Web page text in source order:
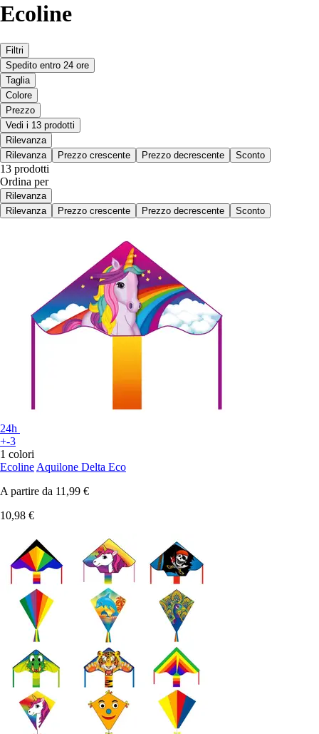
Ecoline
Filtri
Spedito entro 24 ore
Taglia
Colore
Prezzo
Vedi i 13 prodotti
Rilevanza
Rilevanza
Prezzo crescente Prezzo decrescente Sconto
13 prodotti
Ordina per
Rilevanza
Rilevanza
Prezzo crescente Prezzo decrescente Sconto
24h
+-3
1 colori
Ecoline Aquilone Delta Eco
A partire da 11,99 €
10,98 €